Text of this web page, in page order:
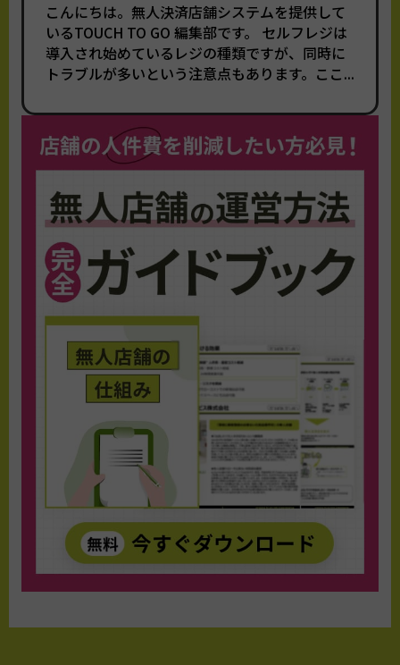
こんにちは。無人決済店舗システムを提供して
いるTOUCH TO GO 編集部です。 セルフレジは
導入され始めているレジの種類ですが、同時に
トラブルが多いという注意点もあります。ここ...